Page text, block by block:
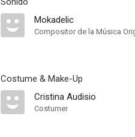
Mokadelic
Compositor de la Música
Costume & Make-Up
Cristina Audisio
Costumer